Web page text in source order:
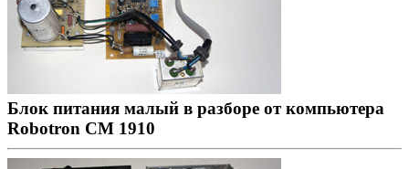
Блок питания малый в разборе от компьютера
Robotron CM 1910